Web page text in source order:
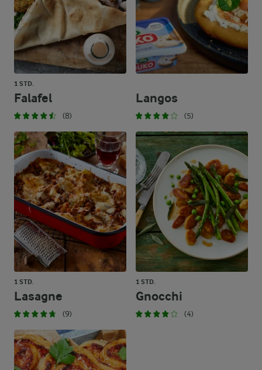
1 STD.
Falafel
(8)
Langos
(5)
1 STD.
Lasagne
(9)
1 STD.
Gnocchi
(4)